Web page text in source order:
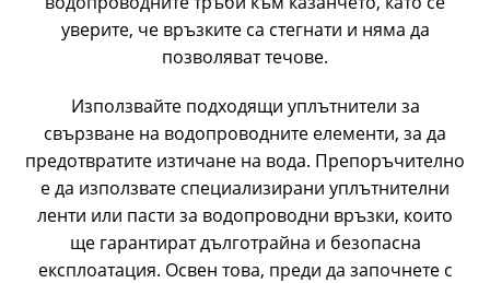
уверите, че връзките са стегнати и няма да
позволяват течове.
Използвайте подходящи уплътнители за
свързване на водопроводните елементи, за да
предотвратите изтичане на вода. Препоръчително
е да използвате специализирани уплътнителни
ленти или пасти за водопроводни връзки, които
ще гарантират дълготрайна и безопасна
експлоатация. Освен това, преди да започнете с